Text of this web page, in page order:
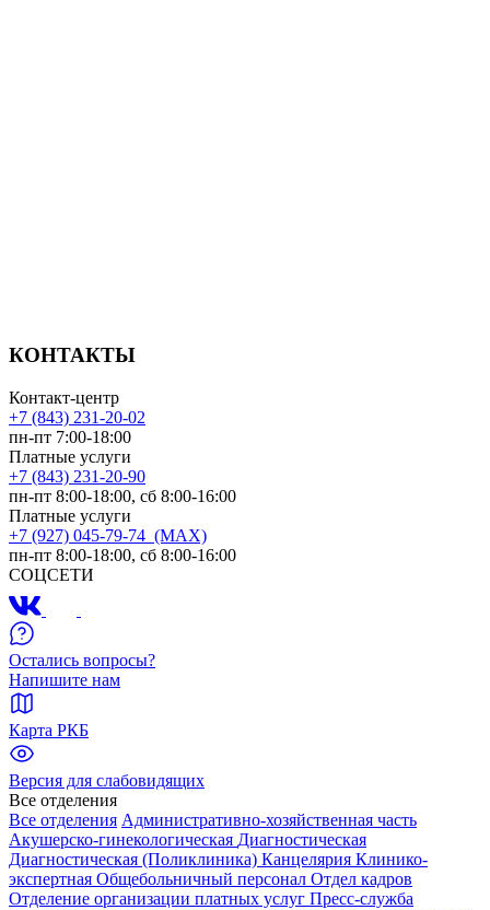
КОНТАКТЫ
Контакт-центр
+7 (843) 231-20-02
пн-пт 7:00-18:00
Платные услуги
+7 (843) 231-20-90
пн-пт 8:00-18:00, сб 8:00-16:00
Платные услуги
+7 (927) 045-79-74 (MAX)
пн-пт 8:00-18:00, сб 8:00-16:00
СОЦСЕТИ
Остались вопросы?
Напишите нам
Карта РКБ
Версия для слабовидящих
Все отделения
Все отделения Административно-хозяйственная часть
Акушерско-гинекологическая Диагностическая
Диагностическая (Поликлиника) Канцелярия Клинико-
экспертная Общебольничный персонал Отдел кадров
Отделение организации платных услуг Пресс-служба